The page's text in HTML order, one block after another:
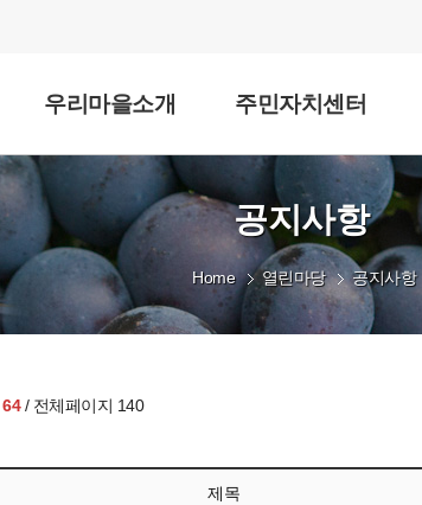
우리마을소개 주민자치센터
공지사항
Home 열린마당 공지사항
64/ 전체페이지 140
제목